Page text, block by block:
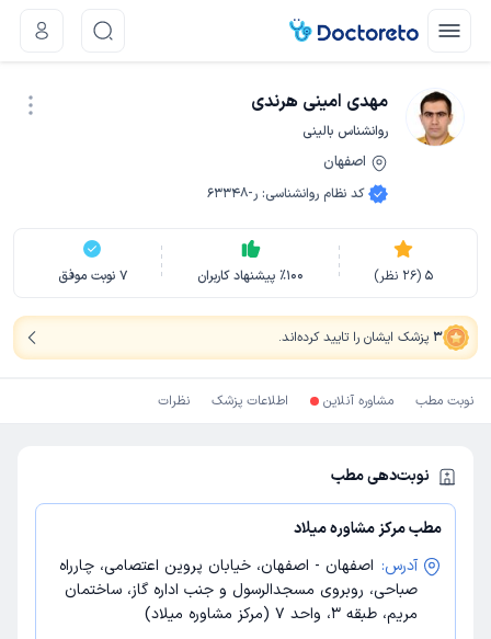
مهدی امینی هرندی
روانشناس بالینی
اصفهان
کد نظام روانشناسی: ر-63348
5
(
26 نظر) ٪100 پیشنهاد کاربران 7 نوبت موفق
3 پزشک ایشان را تایید کرده‌اند.
نوبت مطب مشاوره آنلاین اطلاعات پزشک نظرات
نوبت‌دهی مطب
مطب مرکز مشاوره میلاد
آدرس: اصفهان - اصفهان، خیابان پروین اعتصامی، چارراه
صباحی، روبروی مسجدالرسول و جنب اداره گاز، ساختمان
مریم، طبقه 3، واحد 7 (مرکز مشاوره میلاد)